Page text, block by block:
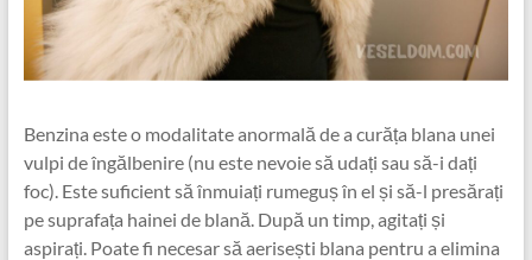
Benzina este o modalitate anormală de a curăța blana unei
vulpi de îngălbenire (nu este nevoie să udați sau să-i dați
foc). Este suficient să înmuiați rumeguș în el și să-l presărați
pe suprafața hainei de blană. După un timp, agitați și
aspirați. Poate fi necesar să aerisești blana pentru a elimina